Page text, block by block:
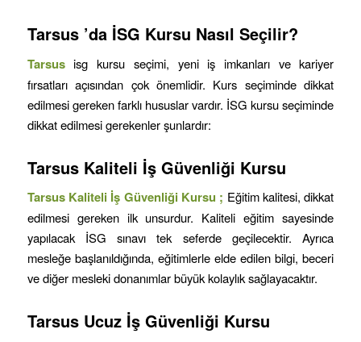
Tarsus ’da İSG Kursu Nasıl Seçilir?
Tarsusisg kursu seçimi, yeni iş imkanları ve kariyer
fırsatları açısından çok önemlidir. Kurs seçiminde dikkat
edilmesi gereken farklı hususlar vardır. İSG kursu seçiminde
dikkat edilmesi gerekenler şunlardır:
Tarsus Kaliteli İş Güvenliği Kursu
Tarsus Kaliteli İş Güvenliği Kursu ; Eğitim kalitesi, dikkat
edilmesi gereken ilk unsurdur. Kaliteli eğitim sayesinde
yapılacak İSG sınavı tek seferde geçilecektir. Ayrıca
mesleğe başlanıldığında, eğitimlerle elde edilen bilgi, beceri
ve diğer mesleki donanımlar büyük kolaylık sağlayacaktır.
Tarsus Ucuz İş Güvenliği Kursu